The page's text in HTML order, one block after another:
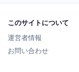
このサイトについて
運営者情報
お問い合わせ